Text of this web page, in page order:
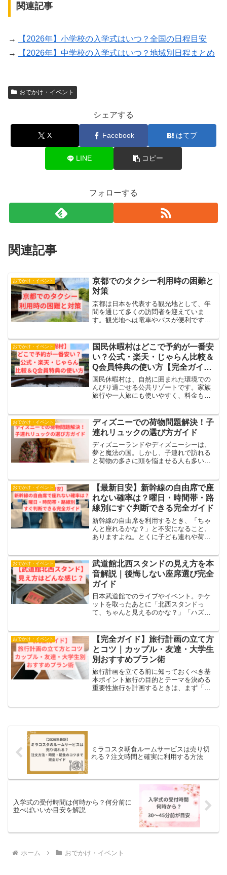
関連記事
→
【2026年】小学校の入学式はいつ？全国の日程目安
→
【2026年】中学校の入学式はいつ？地域別日程まとめ
おでかけ・イベント
シェアする
X Facebook はてブ
LINE コピー
フォローする
関連記事
おでかけ・イベント
京都でのタクシー利用時の困難と
対策
京都は日本を代表する観光地として、年
間を通じて多くの訪問者を迎えていま
す。観光地へは電車やバスが便利です
択に思えますが、京都でのタクシーの捕
捉は思いの外難しいものがあり...
おでかけ・イベント
国民休暇村はどこで予約が一番安
い？公式・楽天・じゃらん比較＆
Q会員特典の使い方【完全ガイ
ド】
国民休暇村は、自然に囲まれた環境での
んびり過ごせる公共リゾートです。家族
旅行や一人旅にも使いやすく、料金も比
存じですか？この記事では、国民休暇村
をできるだけお得に楽しむ...
おでかけ・イベント
ディズニーでの荷物問題解決！子
連れリュックの選び方ガイド
ディズニーランドやディズニーシーは、
夢と魔法の国。しかし、子連れで訪れる
と荷物の多さに頭を悩ませる人も多いの
選び方と、荷物の管理方法を徹底解説し
ます。家族全員が快適に楽...
おでかけ・イベント
【最新目安】新幹線の自由席で座
れない確率は？曜日・時間帯・路
線別にすぐ判断できる完全ガイド
新幹線の自由席を利用するとき、「ちゃ
んと座れるかな？」と不安になること、
ありますよね。とくに子ども連れや荷物
で座れない確率の目安・座れるかどうか
の判断方法・実際に座れる...
おでかけ・イベント
武道館北西スタンドの見え方を本
音解説｜後悔しない座席選び完全
ガイド
日本武道館でのライブやイベント。チケ
ットを取ったあとに「北西スタンドっ
て、ちゃんと見えるのかな？」「ハズレ
そんな不安を感じている方に向けて、武
道館北西スタンドの見え方を...
おでかけ・イベント
【完全ガイド】旅行計画の立て方
とコツ｜カップル・友達・大学生
別おすすめプラン術
旅行計画を立てる前に知っておくべき基
本ポイント旅行の目的とテーマを決める
重要性旅行を計画するときは、まず「何
ミラコスタ朝食ルームサービスは売り切
れる？注文時間と確実に利用する方法
入学式の受付時間は何時から？何分前に
並べばいいか目安を解説
ホーム おでかけ・イベント